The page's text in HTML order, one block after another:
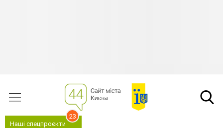
Наші спецпроєкти
23